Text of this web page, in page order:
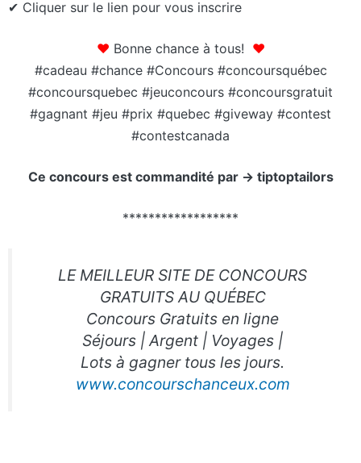
✔ Cliquer sur le lien pour vous inscrire
❤ Bonne chance à tous! ❤
#cadeau #chance #Concours #concoursquébec
#concoursquebec #jeuconcours #concoursgratuit
#gagnant #jeu #prix #quebec #giveway #contest
#contestcanada
Ce concours est commandité par -> tiptoptailors
******************
LE MEILLEUR SITE DE CONCOURS
GRATUITS AU QUÉBEC
Concours Gratuits en ligne
Séjours | Argent | Voyages |
Lots à gagner tous les jours.
www.concourschanceux.com